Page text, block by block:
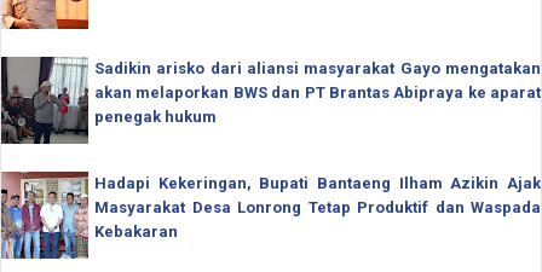
Sadikin arisko dari aliansi masyarakat Gayo mengatakan
akan melaporkan BWS dan PT Brantas Abipraya ke aparat
penegak hukum
Hadapi Kekeringan, Bupati Bantaeng Ilham Azikin Ajak
Masyarakat Desa Lonrong Tetap Produktif dan Waspada
Kebakaran